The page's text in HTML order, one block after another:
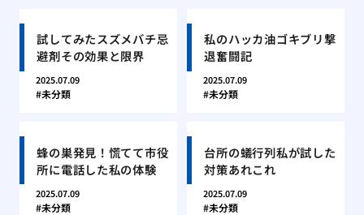
試してみたスズメバチ忌
避剤その効果と限界
2025.07.09
未分類
私のハッカ油ゴキブリ撃
退奮闘記
2025.07.09
未分類
蜂の巣発見！慌てて市役
所に電話した私の体験
2025.07.09
未分類
台所の蟻行列私が試した
対策あれこれ
2025.07.09
未分類